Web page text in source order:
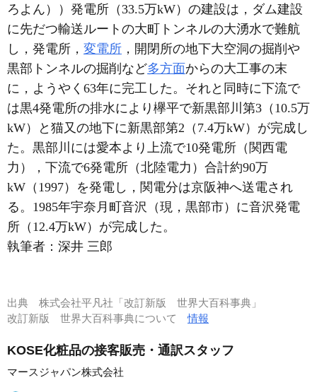
ろよん））発電所（33.5万kW）の建設は，ダム建設
に先だつ輸送ルートの大町トンネルの大湧水で難航
し，発電所， 変電所 ，開閉所の地下大空洞の掘削や
黒部トンネルの掘削など多方面からの大工事の末
に，ようやく63年に完工した。それと同時に下流で
は黒4発電所の排水により欅平で新黒部川第3（10.5万
kW）と猫又の地下に新黒部第2（7.4万kW）が完成し
た。黒部川には愛本より上流で10発電所（関西電
力），下流で6発電所（北陸電力）合計約90万
kW（1997）を発電し，関電分は京阪神へ送電され
る。1985年宇奈月町音沢（現，黒部市）に音沢発電
所（12.4万kW）が完成した。
執筆者： 深井 三郎
出典 株式会社平凡社「改訂新版 世界大百科事典」
改訂新版 世界大百科事典について情報
KOSE化粧品の接客販売・通訳スタッフ
マースジャパン株式会社